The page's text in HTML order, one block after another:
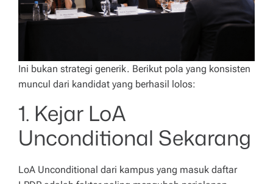
Ini bukan strategi generik. Berikut pola yang konsisten
muncul dari kandidat yang berhasil lolos:
1. Kejar LoA
Unconditional Sekarang
LoA Unconditional dari kampus yang masuk daftar